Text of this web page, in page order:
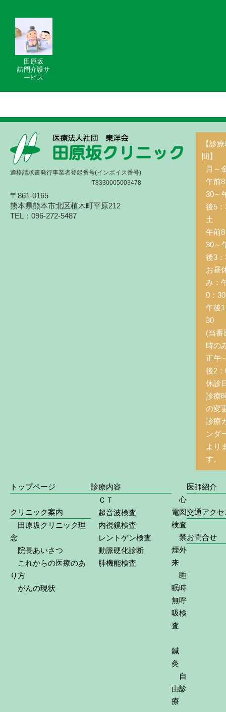
田原坂
訪問介護サ
ービス
適格請求書発行事業者登録番号(インボイス番号)
T8330005003478
〒861-0165
熊本県熊本市北区植木町平原212
TEL：096-272-5487
【診
間】
月～
午前
30～
後5
土
午前
30～
後3
お昼
み：
0：
午後
30
(当番
時の
正午
後2
休診
診療
の変
診療
ンダ
より
す。
トップページ
クリニック案内
田原坂クリニック理
念
院長あいさつ
これからの医療のあ
り方
がんの現状
診療内容
ＣＴ
超音波検査
内視鏡検査
レントゲン検査
動脈硬化診断
肺機能検査
心
電図
検査
禁
煙外
来
睡
眠時
無呼
吸検
査
鍼
灸
自
由診
療
医師紹介
交通アクセ
お問合せ